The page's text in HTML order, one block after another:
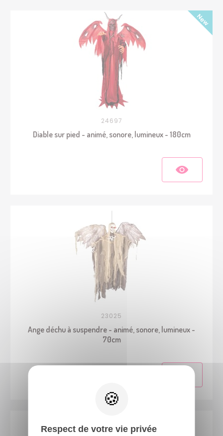
24697
Diable sur pied - animé, sonore, lumineux - 180cm
23025
Ange déchu à suspendre - animé, sonore, lumineux -
70cm
Respect de votre vie privée